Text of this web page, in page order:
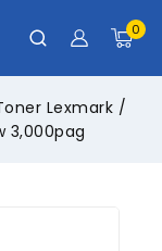
0
Lexmark /
3,000pag